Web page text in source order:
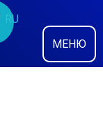
RU
МЕНЮ